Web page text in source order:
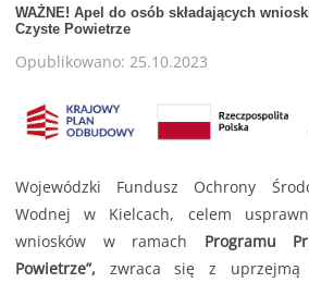
WAŻNE! Apel do osób składających
Czyste Powietrze
Opublikowano: 25.10.2023
Wojewódzki Fundusz Ochrony
Wodnej w Kielcach, celem
wniosków w ramach Programu
Powietrze”, zwraca się z uprzejmą